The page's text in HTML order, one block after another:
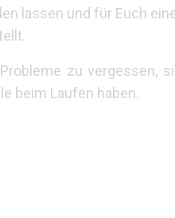
lassen und für Euch
zu vergessen,
beim Laufen haben.